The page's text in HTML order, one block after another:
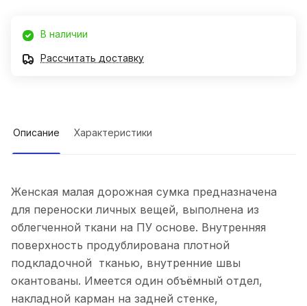
В наличии
Рассчитать доставку
Описание Характеристики
Женская малая дорожная сумка предназначена
для переноски личных вещей, выполнена из
облегченной ткани на ПУ основе. Внутренняя
поверхность продублирована плотной
подкладочной тканью, внутренние швы
окантованы. Имеется один объёмный отдел,
накладной карман на задней стенке,